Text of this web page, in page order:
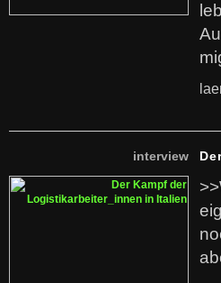
interview